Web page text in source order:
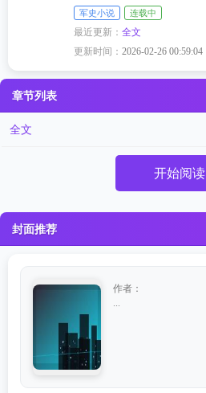
军史小说 连载中
最近更新：全文
更新时间：2026-02-26 00:59:04
章节列表
全文
开始阅读
封面推荐
作者：